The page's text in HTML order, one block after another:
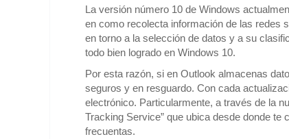
La versión número 10 de Windows
en como recolecta información de las redes
en torno a la selección de datos y a su
todo bien logrado en Windows 10.
Por esta razón, si en Outlook almacenas
seguros y en resguardo. Con cada
electrónico. Particularmente, a través de la
Tracking Service” que ubica desde donde
frecuentas.